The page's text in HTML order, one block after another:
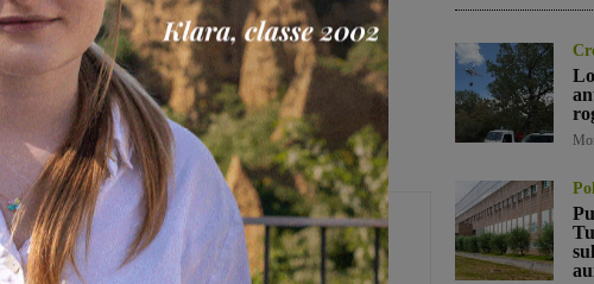
di San Giovanni,
Monica Campani
Direttore